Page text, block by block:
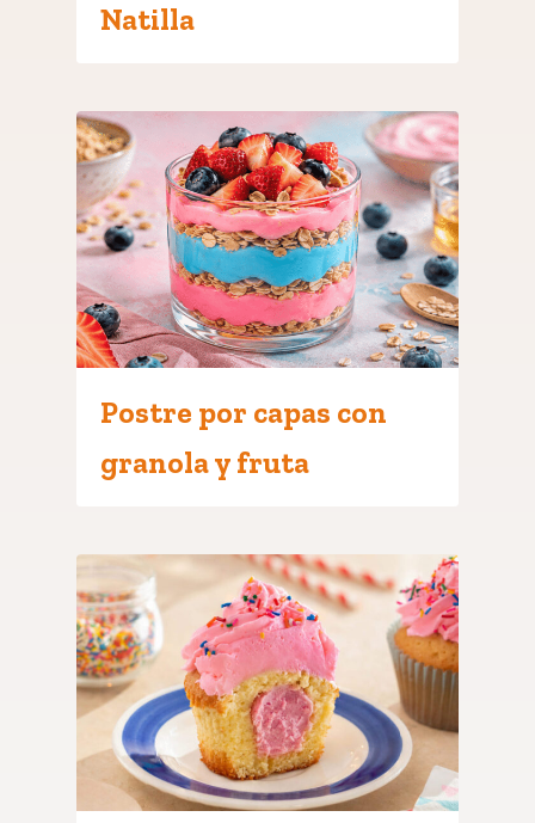
Natilla
Postre por capas con
granola y fruta